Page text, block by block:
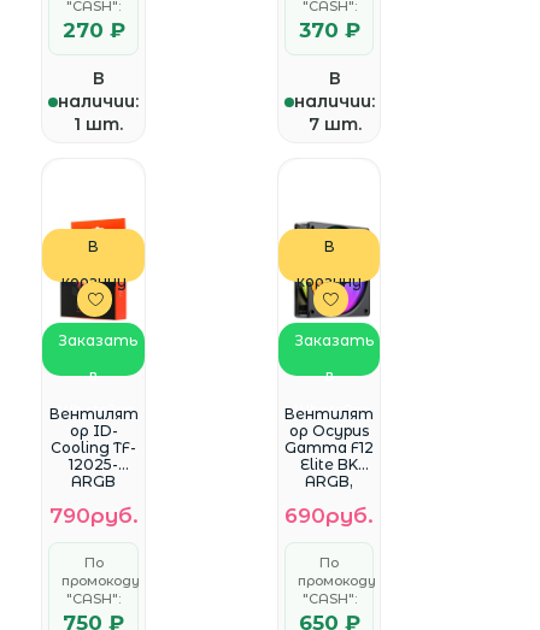
"CASH":
270 ₽
В
наличии:
1 шт.
"CASH":
370 ₽
В
наличии:
7 шт.
В
корзину
Заказать
в
WhatsApp
Вентилят
ор ID-
Cooling TF-
12025-
ARGB
mm
(13.8~30.5d
B(A),
500~1500±1
0%RPM,
4pin(PWM)
/3pin
790руб.
По
промокоду
"CASH":
750 ₽
В
корзину
Заказать
в
WhatsApp
Вентилят
ор Ocypus
Gamma F12
Elite BK
ARGB,
mm, 4-PIN
PWM, 600-
1800 RPM,
26 DBA
MAX,
HYDRO
BEARING
690руб.
По
промокоду
"CASH":
650 ₽